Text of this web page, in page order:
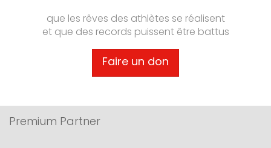
que les rêves des athlètes se réalisent
et que des records puissent être battus
Faire un don
Premium Partner